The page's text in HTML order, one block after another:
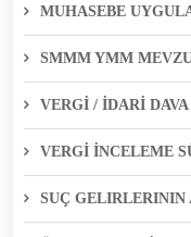
MUHASEBE
SMMM YMM
VERGİ / İDARİ DAVA
VERGİ İNCELEME
SUÇ